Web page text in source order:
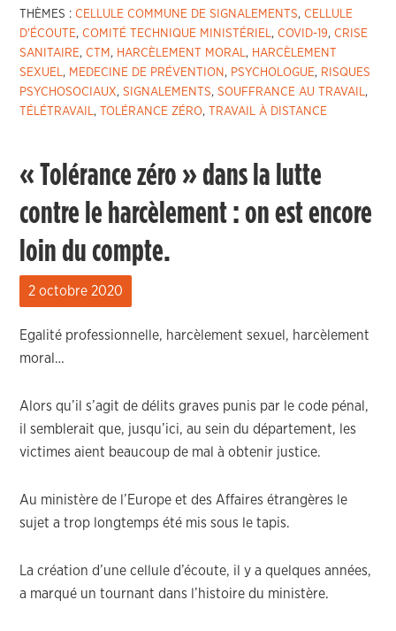
THÈMES :CELLULE COMMUNE DE SIGNALEMENTS,CELLULE
D'ÉCOUTE,COMITÉ TECHNIQUE MINISTÉRIEL,COVID-19,CRISE
SANITAIRE,CTM , HARCÈLEMENT MORAL, HARCÈLEMENT
SEXUEL, MEDECINE DE PRÉVENTION , PSYCHOLOGUE, RISQUES
PSYCHOSOCIAUX,SIGNALEMENTS,SOUFFRANCE AU TRAVAIL,
TÉLÉTRAVAIL, TOLÉRANCE ZÉRO, TRAVAIL À DISTANCE
« Tolérance zéro » dans la lutte
contre le harcèlement : on est encore
loin du compte.
2 octobre 2020
Egalité professionnelle, harcèlement sexuel, harcèlement
moral…
Alors qu’il s’agit de délits graves punis par le code pénal,
il semblerait que, jusqu’ici, au sein du département, les
victimes aient beaucoup de mal à obtenir justice.
Au ministère de l’Europe et des Affaires étrangères le
sujet a trop longtemps été mis sous le tapis.
La création d’une cellule d’écoute, il y a quelques années,
a marqué un tournant dans l’histoire du ministère.